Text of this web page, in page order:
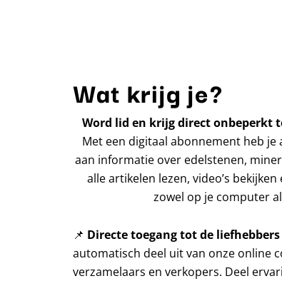
Wat krijg je?
Word lid en krijg direct onbeperkt
Met een digitaal abonnement heb
aan informatie over edelstenen,
alle artikelen lezen, video’s
zowel op je computer
📌 Directe toegang tot de
automatisch deel uit van onze online
verzamelaars en verkopers. Deel